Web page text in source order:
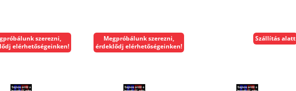
szerezni,
elérhetőségeinken!
Megpróbálunk szerezni,
érdeklődj elérhetőségeinken!
Szállítás alatt